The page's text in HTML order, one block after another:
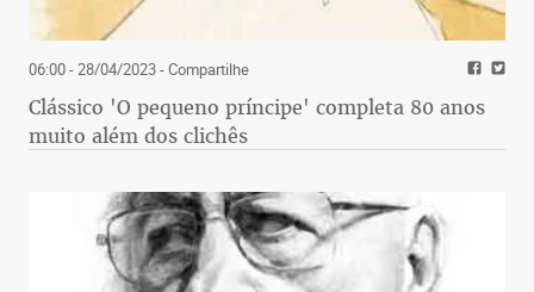
06:00 - 28/04/2023- Compartilhe
Clássico 'O pequeno príncipe' completa 80 anos
muito além dos clichês